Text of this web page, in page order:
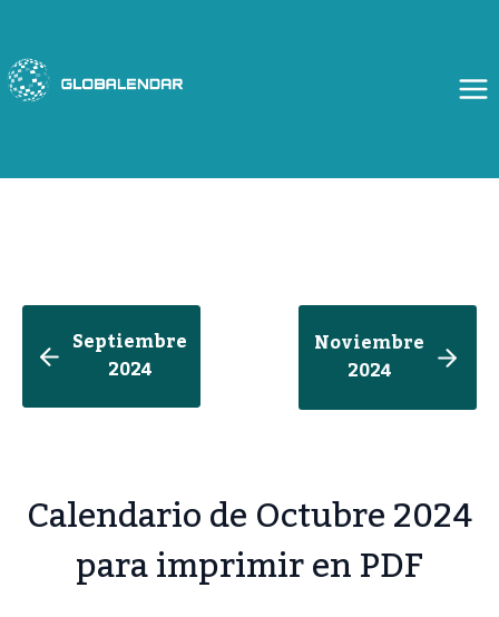
contenido
Septiembre
2024
Noviembre
2024
Calendario de Octubre 2024
para imprimir en PDF